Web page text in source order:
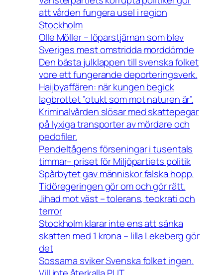
att vården fungera usel i region
Stockholm
Olle Möller – löparstjärnan som blev
Sveriges mest omstridda morddömde
Den bästa julklappen till svenska folket
vore ett fungerande deporteringsverk.
Haijbyaffären: när kungen begick
lagbrottet ”otukt som mot naturen är”.
Kriminalvården slösar med skattepegar
på lyxiga transporter av mördare och
pedofiler.
Pendeltågens förseningar i tusentals
timmar– priset för Miljöpartiets politik
Spårbytet gav människor falska hopp.
Tidöregeringen gör om och gör rätt.
Jihad mot väst – tolerans, teokrati och
terror
Stockholm klarar inte ens att sänka
skatten med 1 krona – lilla Lekeberg gör
det
Sossarna sviker Svenska folket ingen.